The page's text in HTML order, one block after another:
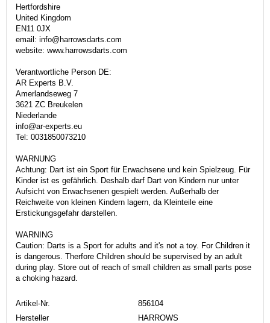
Hertfordshire
United Kingdom
EN11 0JX
email: info@harrowsdarts.com
website: www.harrowsdarts.com
Verantwortliche Person DE:
AR Experts B.V.
Amerlandseweg 7
3621 ZC Breukelen
Niederlande
info@ar-experts.eu
Tel: 0031850073210
WARNUNG
Achtung: Dart ist ein Sport für Erwachsene und kein Spielzeug. Für
Kinder ist es gefährlich. Deshalb darf Dart von Kindern nur unter
Aufsicht von Erwachsenen gespielt werden. Außerhalb der
Reichweite von kleinen Kindern lagern, da Kleinteile eine
Erstickungsgefahr darstellen.
WARNING
Caution: Darts is a Sport for adults and it's not a toy. For Children it
is dangerous. Therfore Children should be supervised by an adult
during play. Store out of reach of small children as small parts pose
a choking hazard.
Artikel-Nr.
856104
Hersteller
HARROWS